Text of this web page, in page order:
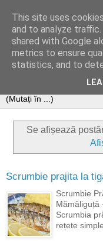
Se afișează
Scrumbie prajita la
Scrumbie
Mămăliguță
Scrumbia
rețete
This site uses
and to analyze traffic.
shared with Google
metrics to ensure
statistics, and to